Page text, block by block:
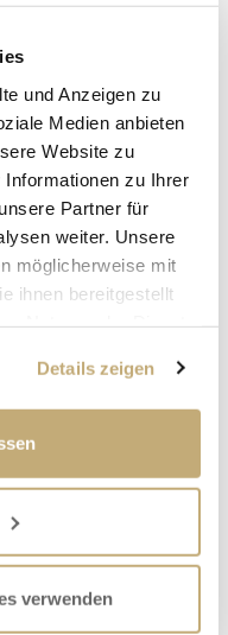
und Anzeigen zu
Medien anbieten
Website zu
zu Ihrer
Partner für
weiter. Unsere
möglicherweise mit
ihnen bereitgestellt
Details zeigen
verwenden
und unsere
oder eine Schule
und ganz einfach
Natürlich
Teams zu gründen